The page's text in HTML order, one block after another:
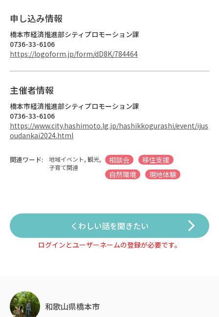
申し込み情報
橋本市経済推進部シティプロモーション課
0736-33-6106
https://logoform.jp/form/dD8K/784464
主催者情報
橋本市経済推進部シティプロモーション課
0736-33-6106
https://www.city.hashimoto.lg.jp/hashikkogurashi/event/ijus
oudankai2024.html
関連ワード:
地域イベント, 観光,
子育て関連
相談会
移住支援
自然環境
現地体験
くわしい話を聞きたい
ログインとユーザーネームの登録が必要です。
和歌山県橋本市